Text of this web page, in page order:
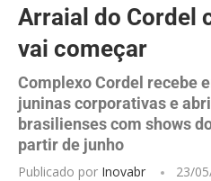
Arraial do Cordel
vai começar
Complexo Cordel recebe
juninas corporativas e
brasilienses com shows
partir de junho
Publicado por Inovabr 23/